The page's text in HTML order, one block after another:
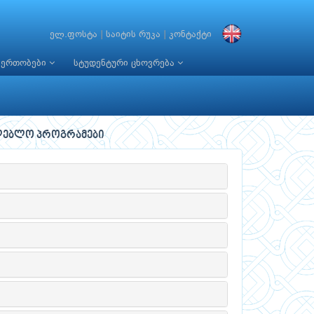
ელ.ფოსტა საიტის რუკა კონტაქტი
სტუდენტური ცხოვრება
პროგრამები